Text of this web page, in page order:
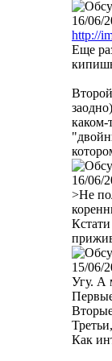
16/06/
http://
Еще
каком-
16/06/
>Не
15/06/
Угу. А
Как